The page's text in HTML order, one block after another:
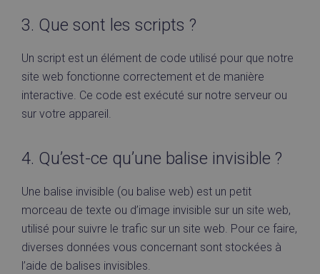
3. Que sont les scripts ?
Un script est un élément de code utilisé pour que notre
site web fonctionne correctement et de manière
interactive. Ce code est exécuté sur notre serveur ou
sur votre appareil.
4. Qu’est-ce qu’une balise invisible ?
Une balise invisible (ou balise web) est un petit
morceau de texte ou d’image invisible sur un site web,
utilisé pour suivre le trafic sur un site web. Pour ce faire,
diverses données vous concernant sont stockées à
l’aide de balises invisibles.